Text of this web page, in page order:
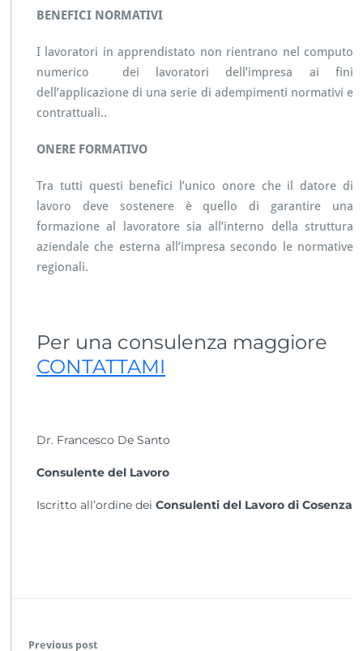
BENEFICI NORMATIVI
I lavoratori in apprendistato non rientrano nel computo
numerico dei lavoratori dell’impresa ai fini
dell’applicazione di una serie di adempimenti normativi e
contrattuali..
ONERE FORMATIVO
Tra tutti questi benefici l’unico onore che il datore di
lavoro deve sostenere è quello di garantire una
formazione al lavoratore sia all’interno della struttura
aziendale che esterna all’impresa secondo le normative
regionali.
Per una consulenza maggiore
CONTATTAMI
Dr. Francesco De Santo
Consulente del Lavoro
Iscritto all’ordine dei Consulenti del Lavoro di Cosenza
Previous post